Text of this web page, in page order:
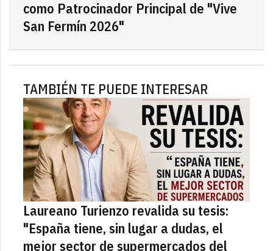
como Patrocinador Principal de "Vive
San Fermín 2026"
TAMBIÉN TE PUEDE INTERESAR
Laureano Turienzo revalida su tesis:
"España tiene, sin lugar a dudas, el
mejor sector de supermercados del